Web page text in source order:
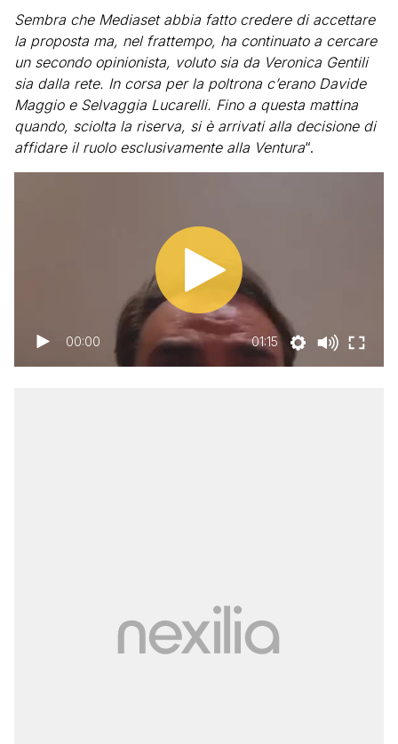
Sembra che Mediaset abbia fatto credere di accettare
la proposta ma, nel frattempo, ha continuato a cercare
un secondo opinionista, voluto sia da Veronica Gentili
sia dalla rete. In corsa per la poltrona c’erano Davide
Maggio e Selvaggia Lucarelli. Fino a questa mattina
quando, sciolta la riserva, si è arrivati alla decisione di
affidare il ruolo esclusivamente alla Ventura“.
00:00 01:15